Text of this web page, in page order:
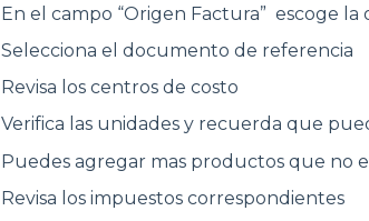
En el campo “Origen Factura” escoge la
Selecciona el documento de referencia
Revisa los centros de costo
Verifica las unidades y recuerda que
Puedes agregar mas productos que no
Revisa los impuestos correspondientes